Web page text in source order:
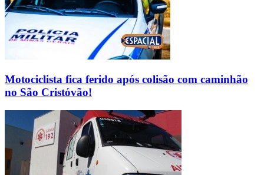
Motociclista fica ferido após colisão com caminhão
no São Cristóvão!